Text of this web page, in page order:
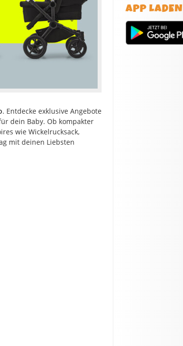
. Entdecke exklusive Angebote
dein Baby. Ob kompakter
wie Wickelrucksack,
mit deinen Liebsten
APP LADEN